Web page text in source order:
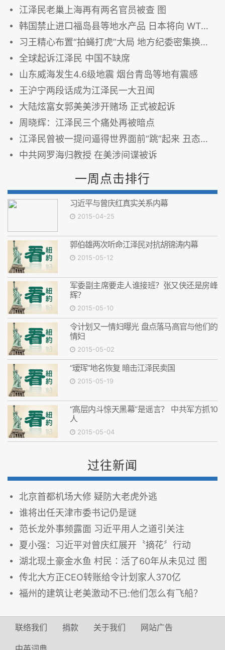
江泽民老巢上海再有两名官员被查 图
韩国禁止进口福岛县等地水产品 日本将向 WTO起诉
习王精心布置“拍蝇打虎”大局 地方纪委密集换将（图）
全球起诉江泽民 中国不缺席
山东威海发生4.6级地震 烟台青岛等地有震感
王沪宁两段话成为江泽民一大丑闻
大陆炫富女郭美美涉开赌场 正式被起诉
周晓辉：江泽民三个痛处再被暗点
江泽民曾被一提问逼得世界面前“跳”起来 丑态毕露 图
中共网罗海归教授 在美涉间谍被诉
一周点击排行
习近平与曾庆红真实关系内幕
2015-04-25
郭伯雄两次听命江泽民对抗胡锦涛内幕
2015-05-12
军委副主席要走人谁接班？张又侠还是房峰
辉？
2015-05-10
令计划又一情妇曝光 盘点落马高官与他们的
情妇
2015-05-02
“瑷珲”地名恢复 暗击江泽民卖国
2015-05-19
“高层内斗惊天黑幕”是谣言？ 中共军方抓10
人
2015-05-04
过往新闻
北京首都机场大修 疑防大老虎外逃
谁将出任天津市委书记仍是谜
范长龙外事频露面 习近平用人之道引关注
夏小强：习近平对曾庆红展开〝摘花〞行动
湖北现土豪金水鱼 村民∶活了60年从未见过 图
传北大方正CEO转账给令计划家人370亿
福州的建筑让老美激动不已:他们怎么有飞船？
联络我们 捐款 关于我们 网站广告